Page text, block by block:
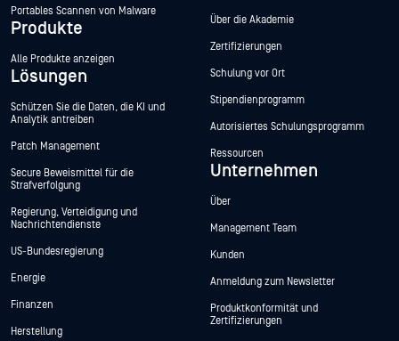
Portables Scannen von Malware
Produkte
Alle Produkte anzeigen
Lösungen
Schützen Sie die Daten, die KI und
Analytik antreiben
Patch Management
Secure Beweismittel für die
Strafverfolgung
Regierung, Verteidigung und
Nachrichtendienste
US-Bundesregierung
Energie
Finanzen
Herstellung
Über die Akademie
Zertifizierungen
Schulung vor Ort
Stipendienprogramm
Autorisiertes Schulungsprogramm
Ressourcen
Unternehmen
Über
Management Team
Kunden
Anmeldung zum Newsletter
Produktkonformität und
Zertifizierungen